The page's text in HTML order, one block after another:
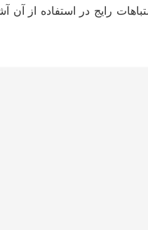
رایج در استفاده از آن